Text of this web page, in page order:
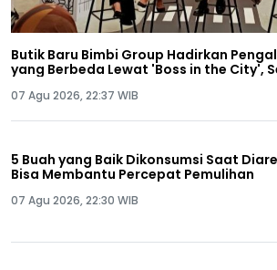
Butik Baru Bimbi Group Hadirkan
yang Berbeda Lewat 'Boss in the City',
07 Agu 2026, 22:37 WIB
5 Buah yang Baik Dikonsumsi Saat
Bisa Membantu Percepat Pemulihan
07 Agu 2026, 22:30 WIB